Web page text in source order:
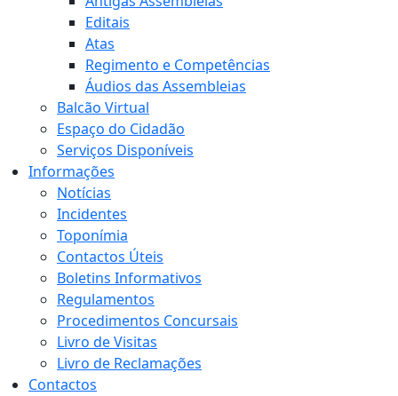
Editais
Atas
Regimento e Competências
Áudios das Assembleias
Balcão Virtual
Espaço do Cidadão
Serviços Disponíveis
Informações
Notícias
Incidentes
Toponímia
Contactos Úteis
Boletins Informativos
Regulamentos
Procedimentos Concursais
Livro de Visitas
Livro de Reclamações
Contactos